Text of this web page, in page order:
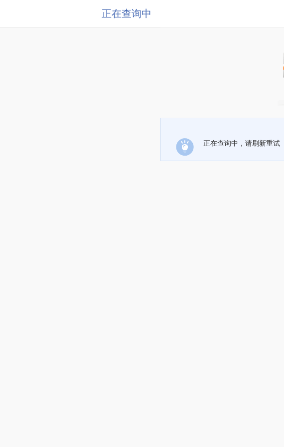
正在查询中
正在查询中，请刷新重试